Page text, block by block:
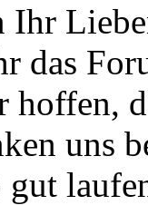
Ihr
das
hoffen,
uns